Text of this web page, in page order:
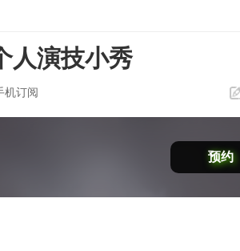
人演技小秀
机订阅
预约